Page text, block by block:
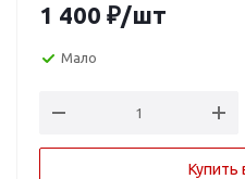
1 400 ₽/шт
Мало
Купить